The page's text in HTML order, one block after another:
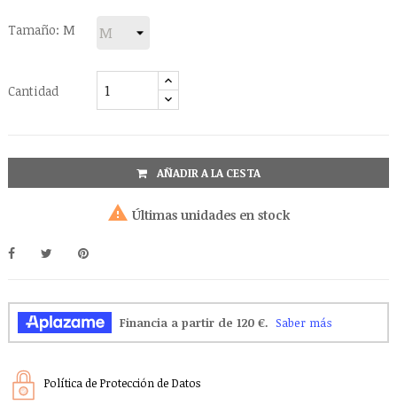
Tamaño: M
Cantidad
AÑADIR A LA CESTA
 Últimas unidades en stock
Política de Protección de Datos